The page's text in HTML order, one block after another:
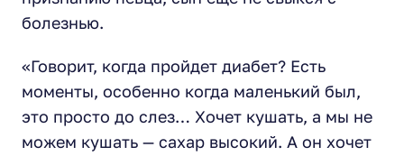
болезнью.
«Говорит, когда пройдет диабет? Есть
моменты, особенно когда маленький был,
это просто до слез… Хочет кушать, а мы не
можем кушать — сахар высокий. А он хочет